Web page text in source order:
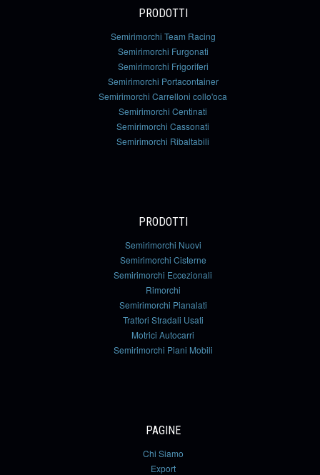
PRODOTTI
Semirimorchi Team Racing
Semirimorchi Furgonati
Semirimorchi Frigoriferi
Semirimorchi Portacontainer
Semirimorchi Carrelloni collo'oca
Semirimorchi Centinati
Semirimorchi Cassonati
Semirimorchi Ribaltabili
PRODOTTI
Semirimorchi Nuovi
Semirimorchi Cisterne
Semirimorchi Eccezionali
Rimorchi
Semirimorchi Pianalati
Trattori Stradali Usati
Motrici Autocarri
Semirimorchi Piani Mobili
PAGINE
Chi Siamo
Export